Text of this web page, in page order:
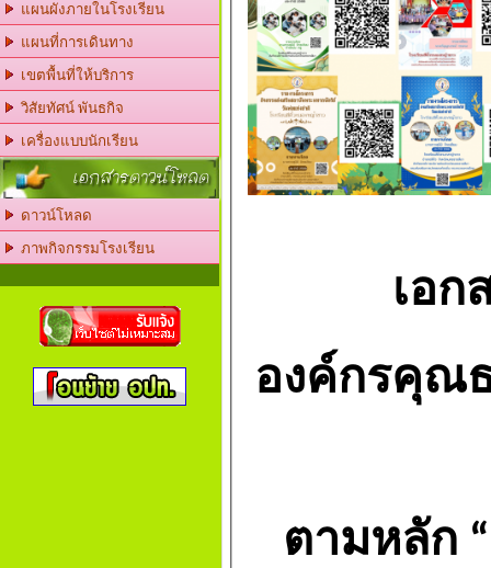
แผนผังภายในโรงเรียน
แผนที่การเดินทาง
เขตพื้นที่ให้บริการ
วิสัยทัศน์ พันธกิจ
เครื่องแบบนักเรียน
เอกสารดาวน์โหลด
ดาวน์โหลด
ภาพกิจกรรมโรงเรียน
เอก
องค์กรคุณ
ตามหลัก “